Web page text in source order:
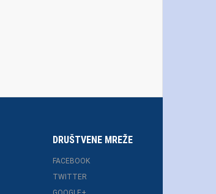
DRUŠTVENE MREŽE
FACEBOOK
TWITTER